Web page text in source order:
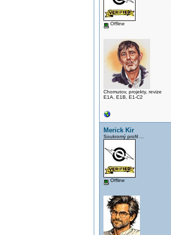
Offline
Chomutov, projekty, revize
E1A, E1B, E1-C2
Merick Kir
Soukromý profil ...
Offline